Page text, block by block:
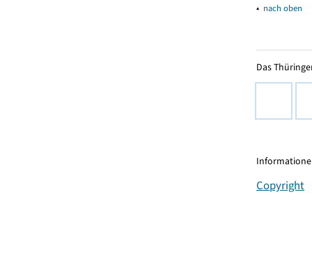
▴ nach oben
Das
Copyright